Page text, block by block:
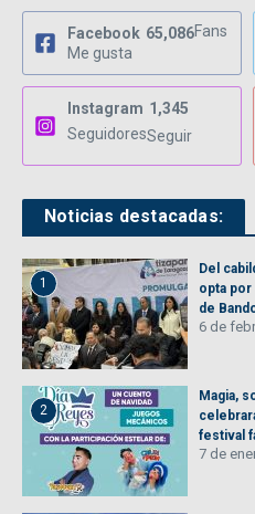
Facebook 65,086Fans
Me gusta
Instagram 1,345
SeguidoresSeguir
Noticias destacadas:
1
Del
opta
de
6 de
2
Magia,
festival
7 de